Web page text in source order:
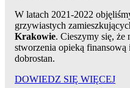
W latach 2021-2022
grzywiastych
Krakowie. Cieszymy się, że
stworzenia opieką finansową
dobrostan.
DOWIEDZ SIĘ WIĘCEJ